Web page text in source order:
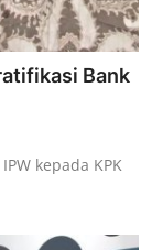
Bank
kepada KPK